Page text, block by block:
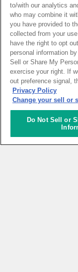
HOME イベントカレンダー
ナレッジキャピタルを知る
to/with our analytics
who may combine it
you have provided to
collected from your
have the right to opt
personal information
Sell or Share My
exercise your right. If
out preference signal,
Privacy Policy
Change your sell or
Do Not Sell or